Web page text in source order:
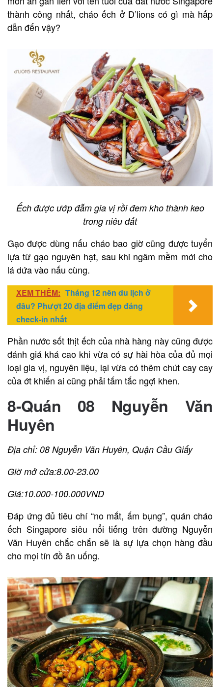
thành công nhất, cháo ếch ở D’lions có gì mà hấp
dẫn đến vậy?
Ếch được ướp đẫm gia vị rồi đem kho thành keo
trong niêu đất
Gạo được dùng nấu cháo bao giờ cũng được tuyển
lựa từ gạo nguyên hạt, sau khi ngâm mềm mới cho
lá dứa vào nấu cùng.
XEM THÊM: Tháng 12 nên du lịch ở
đâu? Phượt 20 địa điểm đẹp đáng
check-in nhất
Phần nước sốt thịt ếch của nhà hàng này cũng được
đánh giá khá cao khi vừa có sự hài hòa của đủ mọi
loại gia vị, nguyên liệu, lại vừa có thêm chút cay cay
của ớt khiến ai cũng phải tấm tắc ngợi khen.
8-Quán 08 Nguyễn Văn
Huyên
Địa chỉ: 08 Nguyễn Văn Huyên, Quận Cầu Giấy
Giờ mở cửa:8.00-23.00
Giá:10.000-100.000VND
Đáp ứng đủ tiêu chí “no mắt, ấm bụng”, quán cháo
ếch Singapore siêu nổi tiếng trên đường Nguyễn
Văn Huyên chắc chắn sẽ là sự lựa chọn hàng đầu
cho mọi tín đồ ăn uống.